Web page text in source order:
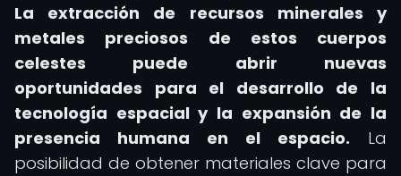
La extracción de recursos minerales y
metales preciosos de estos cuerpos
celestes puede abrir nuevas
oportunidades para el desarrollo de la
tecnología espacial y la expansión de la
presencia humana en el espacio. La
posibilidad de obtener materiales clave para